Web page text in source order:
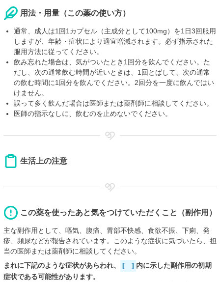
用法・用量（この薬の使い方）
通常、成人は1回1カプセル（主成分として100mg）を1日3回服用
しますが、年齢・症状により適宜増減されます。必ず指示された
服用方法に従ってください。
飲み忘れた場合は、気がついたとき1回分を飲んでください。た
だし、次の通常飲む時間が近いときは、1回とばして、次の通常
の飲む時間に1回分を飲んでください。2回分を一度に飲んではい
けません。
誤って多く飲んだ場合は医師または薬剤師に相談してください。
医師の指示なしに、飲むのを止めないでください。
生活上の注意
この薬を使ったあと気をつけていただくこと（副作用）
主な副作用として、嘔気、腹痛、胃部不快感、食欲不振、下痢、発
疹、頻尿などが報告されています。このような症状に気づいたら、担
当の医師または薬剤師に相談してください。
まれに下記のような症状があらわれ、
[ ] 内に示した副作用の初期
症状である可能性があります。